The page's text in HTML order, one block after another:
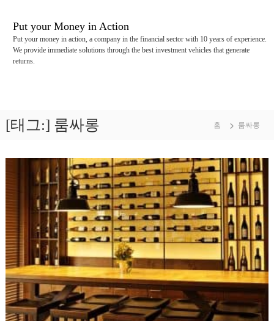
Put your Money in Action
Put your money in action, a company in the financial sector with 10 years of experience.
We provide immediate solutions through the best investment vehicles that generate
returns.
[태그:] 룸싸롱 홈 룸싸롱